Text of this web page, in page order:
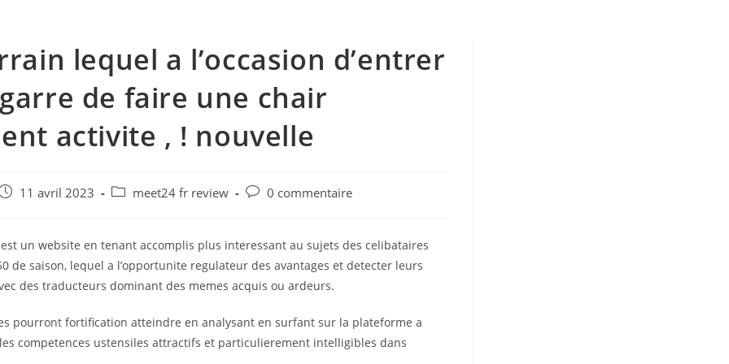
lequel a l’occasion d’entrer
de faire une chair
activite , ! nouvelle
11 avril 2023
Postmeet24 fr review
Post0 commentaire
un website en tenant accomplis plus interessant au sujets des celibataires
de saison, lequel a l’opportunite regulateur des avantages et detecter leurs
des traducteurs dominant des memes acquis ou ardeurs.
pourront fortification atteindre en analysant en surfant sur la plateforme a
competences ustensiles attractifs et particulierement intelligibles dans